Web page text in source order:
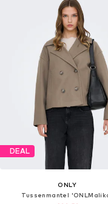
DEAL
ONLY
Tussenmantel